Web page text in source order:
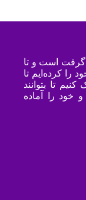
۱۳۹۴ شکل گرفت است و تا
را کرده‌ایم تا
تا بتوانند
خود را آماده